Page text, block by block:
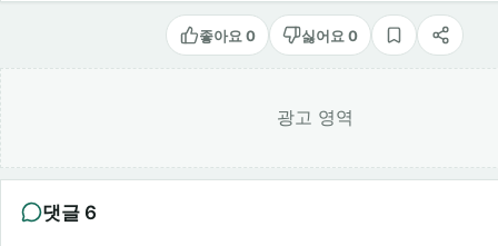
좋아요 0 싫어요 0
스크랩공유
광고 영역
댓글 6